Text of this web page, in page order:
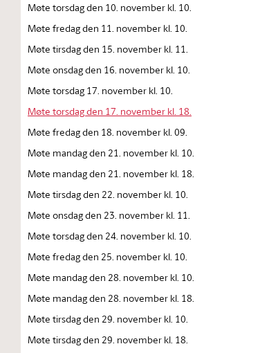
Møte torsdag den 10. november kl. 10.
Møte fredag den 11. november kl. 10.
Møte tirsdag den 15. november kl. 11.
Møte onsdag den 16. november kl. 10.
Møte torsdag 17. november kl. 10.
Møte torsdag den 17. november kl. 18.
Møte fredag den 18. november kl. 09.
Møte mandag den 21. november kl. 10.
Møte mandag den 21. november kl. 18.
Møte tirsdag den 22. november kl. 10.
Møte onsdag den 23. november kl. 11.
Møte torsdag den 24. november kl. 10.
Møte fredag den 25. november kl. 10.
Møte mandag den 28. november kl. 10.
Møte mandag den 28. november kl. 18.
Møte tirsdag den 29. november kl. 10.
Møte tirsdag den 29. november kl. 18.